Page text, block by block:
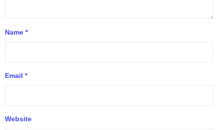
Name *
Email *
Website